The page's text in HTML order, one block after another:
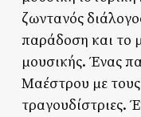
ζωντανός
παράδοση και το
μουσικής. Ένας
Μαέστρου με τους
τραγουδίστριες.